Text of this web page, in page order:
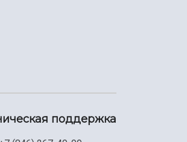
поддержка